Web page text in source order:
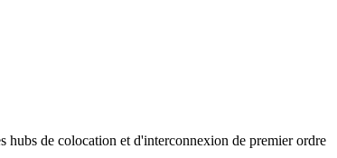
hubs de colocation et d'interconnexion de premier ordre